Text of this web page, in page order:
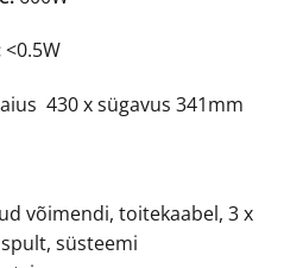
<0.5W
430 x sügavus 341mm
võimendi, toitekaabel, 3 x
süsteemi